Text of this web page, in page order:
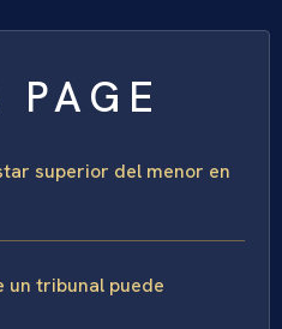
superior del menor en
un tribunal puede